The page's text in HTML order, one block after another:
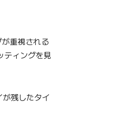
重視される
ティングを見
残したタイ